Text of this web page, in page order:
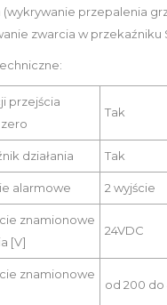
(wykrywanie przepalenia
zwarcia w przekaźniku
przejścia
Tak
działania Tak
alarmowe 2 wyjście
znamionowe
[V]
24VDC
znamionowe
od 200 do